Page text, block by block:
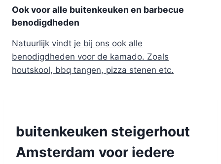
Ook voor alle buitenkeuken en barbecue
benodigdheden
Natuurlijk vindt je bij ons ook alle
benodigdheden voor de kamado. Zoals
houtskool, bbq tangen, pizza stenen etc.
buitenkeuken steigerhout
Amsterdam voor iedere